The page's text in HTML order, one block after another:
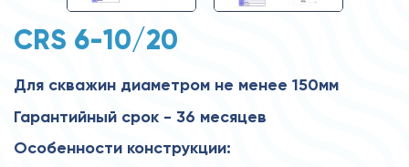
CRS 6-10/20
Для скважин диаметром не менее 150мм
Гарантийный срок - 36 месяцев
Особенности конструкции: